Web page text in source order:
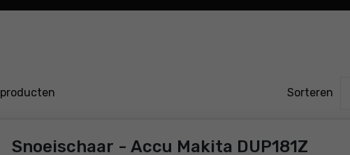
producten Sorteren
Snoeischaar - Accu Makita DUP181Z